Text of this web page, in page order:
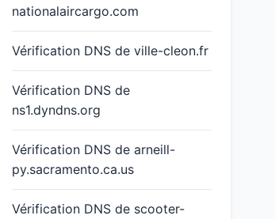
nationalaircargo.com
Vérification DNS de ville-cleon.fr
Vérification DNS de
ns1.dyndns.org
Vérification DNS de arneill-
py.sacramento.ca.us
Vérification DNS de scooter-